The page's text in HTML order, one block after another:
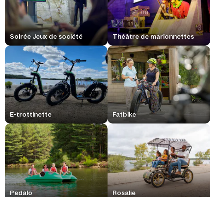
Soirée Jeux de société Théâtre de marionnettes
E-trottinette Fatbike
Pedalo Rosalie